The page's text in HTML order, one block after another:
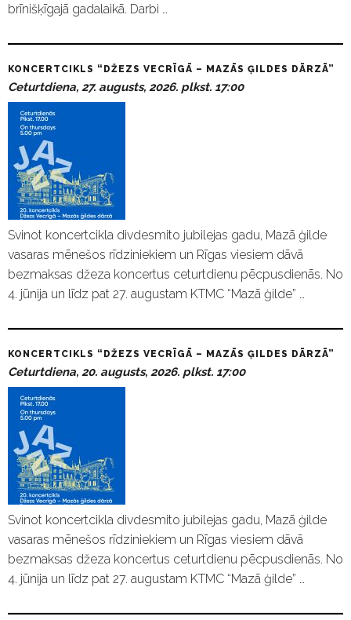
brīnišķīgajā gadalaikā. Darbi …
KONCERTCIKLS “DŽEZS VECRĪGĀ – MAZĀS ĢILDES DĀRZĀ”
Ceturtdiena, 27. augusts, 2026. plkst. 17:00
Svinot koncertcikla divdesmito jubilejas gadu, Mazā ģilde
vasaras mēnešos rīdziniekiem un Rīgas viesiem dāvā
bezmaksas džeza koncertus ceturtdienu pēcpusdienās. No
4. jūnija un līdz pat 27. augustam KTMC “Mazā ģilde” …
KONCERTCIKLS “DŽEZS VECRĪGĀ – MAZĀS ĢILDES DĀRZĀ”
Ceturtdiena, 20. augusts, 2026. plkst. 17:00
Svinot koncertcikla divdesmito jubilejas gadu, Mazā ģilde
vasaras mēnešos rīdziniekiem un Rīgas viesiem dāvā
bezmaksas džeza koncertus ceturtdienu pēcpusdienās. No
4. jūnija un līdz pat 27. augustam KTMC “Mazā ģilde” …